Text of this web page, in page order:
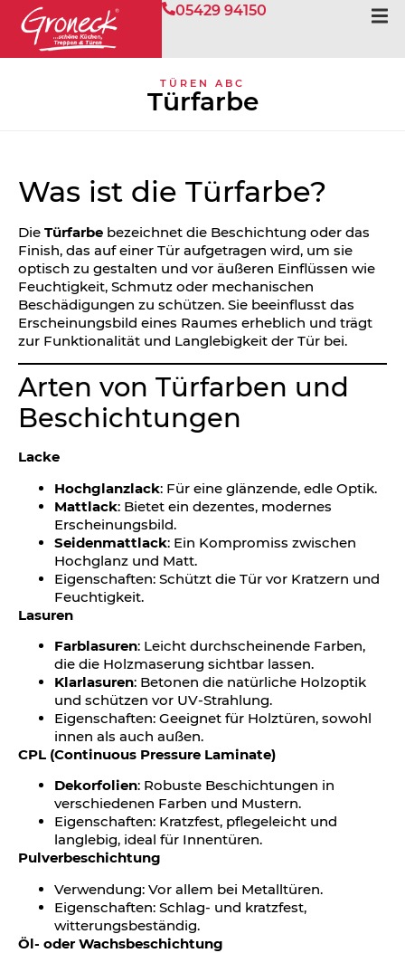
05429 94150
TÜREN ABC
Türfarbe
Was ist die Türfarbe?
Die Türfarbe bezeichnet die Beschichtung oder das
Finish, das auf einer Tür aufgetragen wird, um sie
optisch zu gestalten und vor äußeren Einflüssen wie
Feuchtigkeit, Schmutz oder mechanischen
Beschädigungen zu schützen. Sie beeinflusst das
Erscheinungsbild eines Raumes erheblich und trägt
zur Funktionalität und Langlebigkeit der Tür bei.
Arten von Türfarben und
Beschichtungen
Lacke
Hochglanzlack: Für eine glänzende, edle Optik.
Mattlack: Bietet ein dezentes, modernes
Erscheinungsbild.
Seidenmattlack: Ein Kompromiss zwischen
Hochglanz und Matt.
Eigenschaften: Schützt die Tür vor Kratzern und
Feuchtigkeit.
Lasuren
Farblasuren: Leicht durchscheinende Farben,
die die Holzmaserung sichtbar lassen.
Klarlasuren: Betonen die natürliche Holzoptik
und schützen vor UV-Strahlung.
Eigenschaften: Geeignet für Holztüren, sowohl
innen als auch außen.
CPL (Continuous Pressure Laminate)
Dekorfolien: Robuste Beschichtungen in
verschiedenen Farben und Mustern.
Eigenschaften: Kratzfest, pflegeleicht und
langlebig, ideal für Innentüren.
Pulverbeschichtung
Verwendung: Vor allem bei Metalltüren.
Eigenschaften: Schlag- und kratzfest,
witterungsbeständig.
Öl- oder Wachsbeschichtung